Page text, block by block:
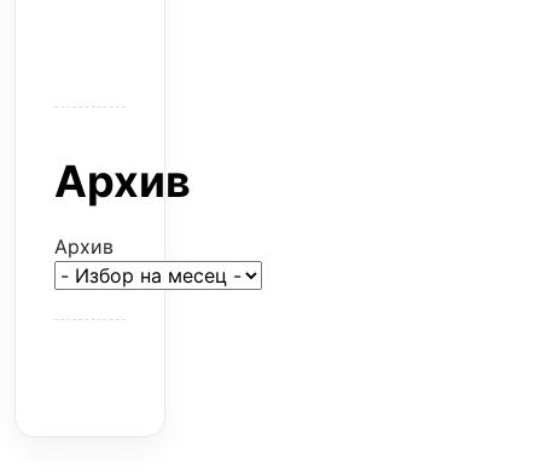
Архив
Архив